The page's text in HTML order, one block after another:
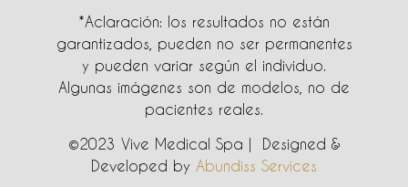
*Aclaración: los resultados no están
garantizados, pueden no ser permanentes
y pueden variar según el individuo.
Algunas imágenes son de modelos, no de
pacientes reales.
©2023 Vive Medical Spa | Designed &
Developed by Abundiss Services